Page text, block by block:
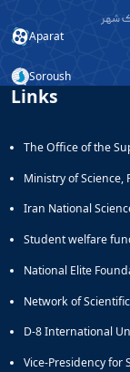
Aparat
Soroush
Links
The Office of the
Ministry of Science,
Iran National
Student welfare
National Elite
Network of
D-8 International
Vice-Presidency for